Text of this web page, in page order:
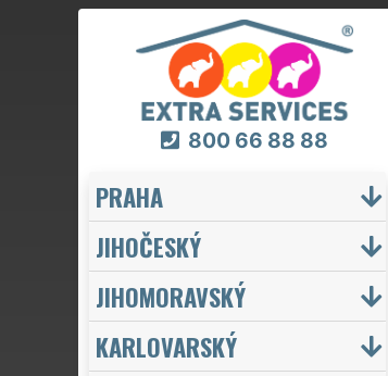
800 66 88 88
PRAHA
JIHOČESKÝ
JIHOMORAVSKÝ
KARLOVARSKÝ